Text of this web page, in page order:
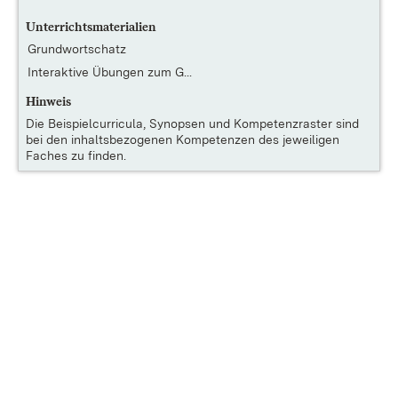
Unterrichtsmaterialien
Grundwortschatz
Interaktive Übungen zum G...
Hinweis
Die Beispielcurricula, Synopsen und Kompetenzraster sind
bei den inhaltsbezogenen Kompetenzen des jeweiligen
Faches zu finden.